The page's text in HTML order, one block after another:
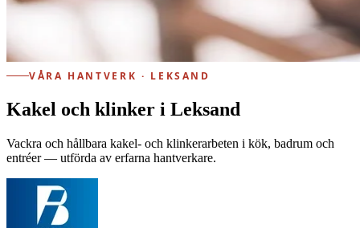
VÅRA HANTVERK · LEKSAND
Kakel och klinker i Leksand
Vackra och hållbara kakel- och klinkerarbeten i kök, badrum och
entréer — utförda av erfarna hantverkare.